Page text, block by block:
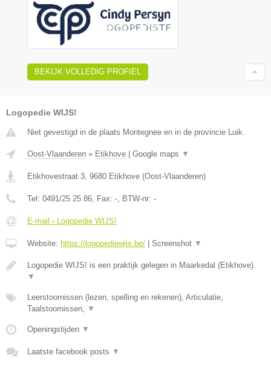
BEKIJK VOLLEDIG PROFIEL
Logopedie WIJS!
Niet gevestigd in de plaats Montegnee en in de provincie Luik.
Oost-Vlaanderen » Etikhove Google maps ▼
Etikhovestraat 3, 9680 Etikhove (Oost-Vlaanderen)
Tel: 0491/25 25 86, Fax: -, BTW-nr: -
E-mail › Logopedie WIJS!
Website: https://logopediewijs.be/ Screenshot ▼
Logopedie WIJS! is een praktijk gelegen in Maarkedal (Etikhove).
▼
Leerstoornissen (lezen, spelling en rekenen), Articulatie,
Taalstoornissen, ▼
Openingstijden ▼
Laatste facebook posts ▼